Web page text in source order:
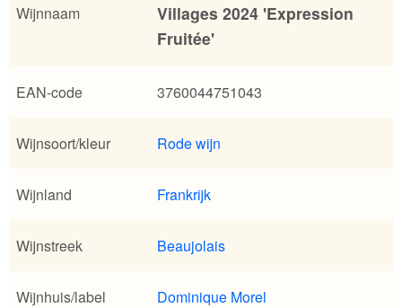
Wijnnaam
Villages 2024 'Expression
Fruitée'
EAN-code 3760044751043
Wijnsoort/kleur Rode wijn
Wijnland Frankrijk
Wijnstreek Beaujolais
Wijnhuis/label Dominique Morel